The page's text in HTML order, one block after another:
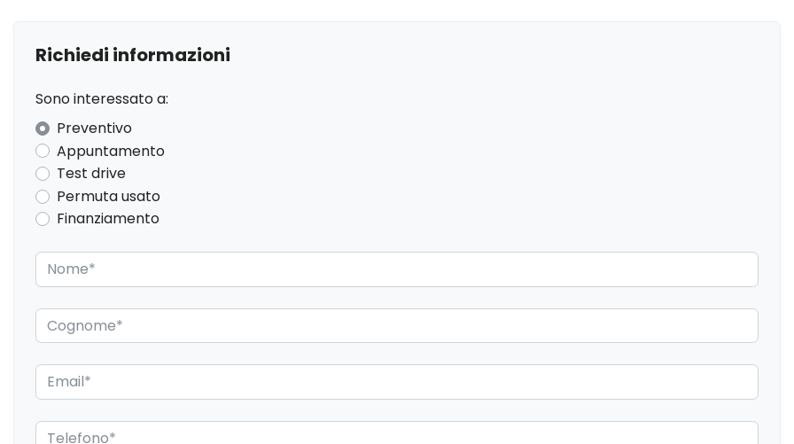
Richiedi informazioni
Sono interessato a:
Preventivo
Appuntamento
Test drive
Permuta usato
Finanziamento